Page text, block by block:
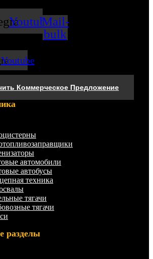
YoutubeMail-
bulk
Youtube
Коммерческое Предложение
автомобили
автобусы
техника
тягачи
тягачи
разделы